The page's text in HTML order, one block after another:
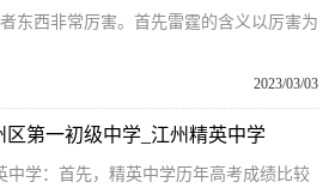
东西非常厉害。首先雷霆的含义以厉害为
2023/03/03
区第一初级中学_江州精英中学
中学：首先，精英中学历年高考成绩比较